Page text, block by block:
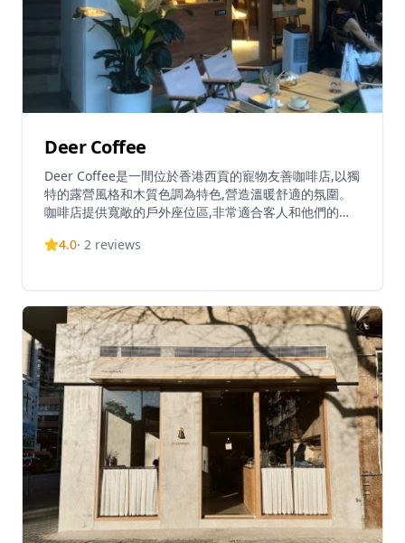
Deer Coffee
Deer Coffee是一間位於香港西貢的寵物友善咖啡店,以獨
特的露營風格和木質色調為特色,營造溫暖舒適的氛圍。
咖啡店提供寬敞的戶外座位區,非常適合客人和他們的毛
大的座位區,並配有寵物友善的戶外桌子。咖啡店主打西
稱,飲品更被形容為極好。咖啡店每天上午9時至下午6時
營業,已成為西貢日益發展的咖啡店文化中的熱門目的地,
為戶外活動後提供舒適的午餐和休憩場所。咖啡店翠綠的
戶外環境和木質美學,使其成為寵物主人在自然輕鬆氛圍
中尋求舒適用餐體驗的理想地點。
4.0· 2 reviews